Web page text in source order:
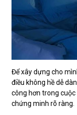
Để xây dựng cho
điều không hề dễ
công hơn trong
chứng minh rõ ràng.